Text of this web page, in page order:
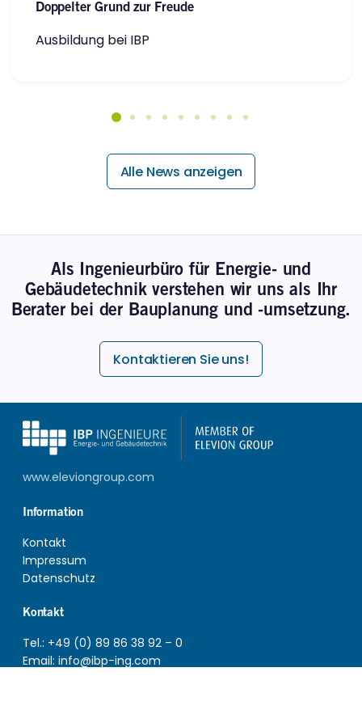
Doppelter Grund zur Freude
Ausbildung bei IBP
Alle News anzeigen
Als Ingenieurbüro für Energie- und
Gebäudetechnik verstehen wir uns als Ihr
Berater bei der Bauplanung und -umsetzung.
Kontaktieren Sie uns!
www.eleviongroup.com
Information
Kontakt
Impressum
Datenschutz
Kontakt
Tel.: +49 (0) 89 86 38 92 – 0
Email: info@ibp-ing.com